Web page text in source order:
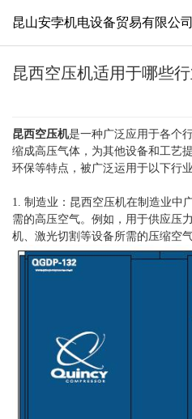
昆山安孛机电设备贸易有限公司
昆西空压机适用于哪些行
昆西空压机是一种广泛应用于各个
缩成高压气体，为其他设备和工艺
环保等特点，被广泛运用于以下行业
1. 制造业：昆西空压机在制造业中
需的高压空气。例如，用于供应压
机、激光切割等设备所需的压缩空气